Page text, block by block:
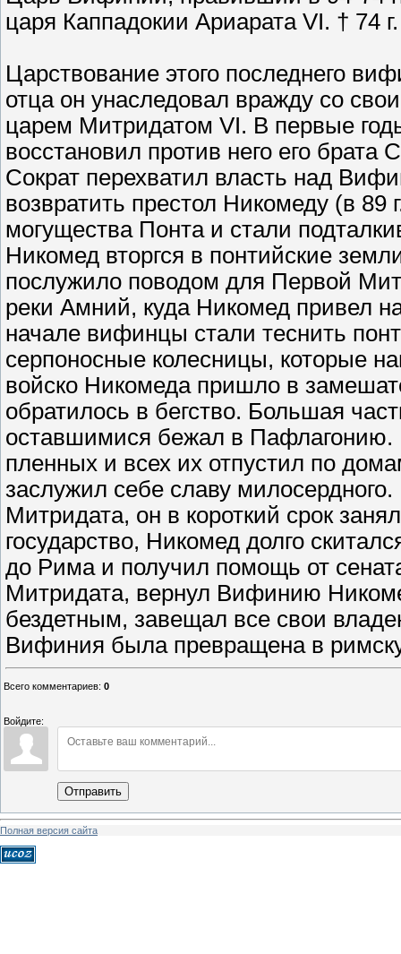
царя Каппадокии Ариарата VI. † 74
Царствование этого последнего
отца он унаследовал вражду со
царем Митридатом VI. В первые
восстановил против него его
Сократ перехватил власть над
возвратить престол Никомеду (в
могущества Понта и стали
Никомед вторгся в понтийские
послужило поводом для Первой
реки Амний, куда Никомед привел
начале вифинцы стали теснить
серпоносные колесницы, которые
войско Никомеда пришло в
обратилось в бегство. Большая
оставшимися бежал в Пафлагонию.
пленных и всех их отпустил по
заслужил себе славу
Митридата, он в короткий срок
государство, Никомед долго
до Рима и получил помощь от
Митридата, вернул Вифинию
бездетным, завещал все свои
Вифиния была превращена в
Всего комментариев: 0
Войдите:
Отправить
Полная версия сайта